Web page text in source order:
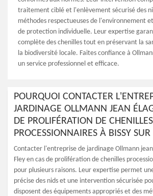
traitement ciblé et l'enlèvement sécurisé des
méthodes respectueuses de l'environnement
de protection individuelle. Leur expertise
complète des chenilles tout en préservant la
la biodiversité locale. Faites confiance à
un service professionnel et efficace.
POURQUOI CONTACTER
JARDINAGE OLLMANN JEAN
DE PROLIFÉRATION DE CHENILLES
PROCESSIONNAIRES À BISSY SUR
Contacter l'entreprise de jardinage Ollmann jean
Fley en cas de prolifération de chenilles
pour plusieurs raisons. Leur expertise permet
précise des nids et une intervention sécurisée
disposent des équipements appropriés et des